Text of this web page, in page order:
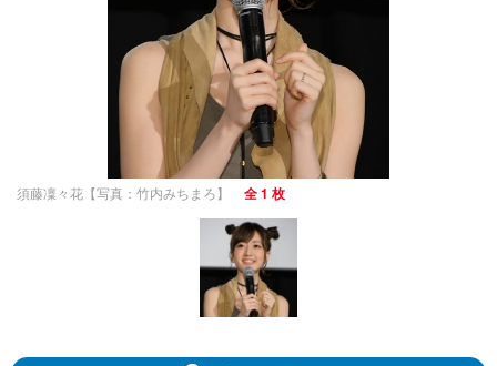
須藤凜々花【写真：竹内みちまろ】 全 1 枚